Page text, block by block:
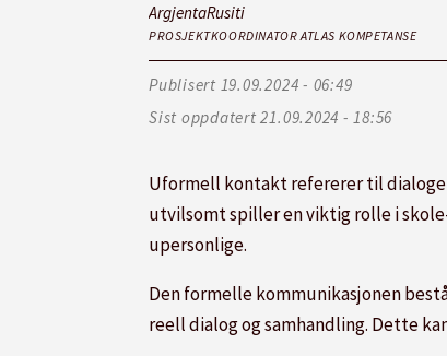
ArgjentaRusiti
PROSJEKTKOORDINATOR ATLAS KOMPETANSE
Publisert
19.09.2024 - 06:49
Sist oppdatert
21.09.2024 - 18:56
Uformell kontakt refererer til
utvilsomt spiller en viktig rolle i
upersonlige.
Den formelle kommunikasjonen
reell dialog og samhandling. Dette